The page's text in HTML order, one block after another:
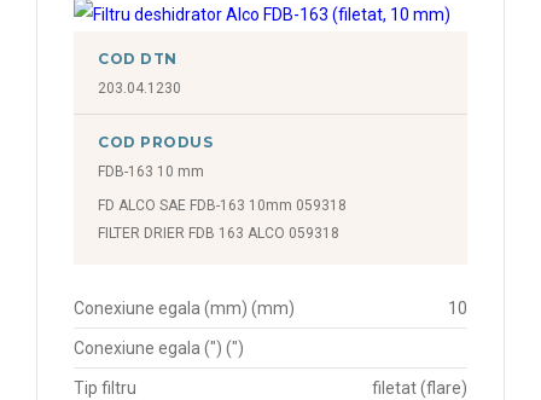
COD DTN
203.04.1230
COD PRODUS
FDB-163 10 mm
FD ALCO SAE FDB-163 10mm 059318
FILTER DRIER FDB 163 ALCO 059318
Conexiune egala (mm) (mm) 10
Conexiune egala (") (")
Tip filtru
filetat (flare)